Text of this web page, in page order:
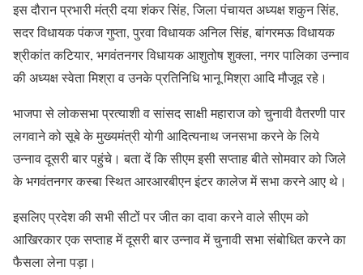
इस दौरान प्रभारी मंत्री दया शंकर सिंह, जिला पंचायत अध्यक्ष शकुन सिंह,
सदर विधायक पंकज गुप्ता, पुरवा विधायक अनिल सिंह, बांगरमऊ विधायक
श्रीकांत कटियार, भगवंतनगर विधायक आशुतोष शुक्ला, नगर पालिका उन्नाव
की अध्यक्ष स्वेता मिश्रा व उनके प्रतिनिधि भानू मिश्रा आदि मौजूद रहे।
भाजपा से लोकसभा प्रत्याशी व सांसद साक्षी महाराज को चुनावी वैतरणी पार
लगवाने को सूबे के मुख्यमंत्री योगी आदित्यनाथ जनसभा करने के लिये
उन्नाव दूसरी बार पहुंचे। बता दें कि सीएम इसी सप्ताह बीते सोमवार को जिले
के भगवंतनगर कस्बा स्थित आरआरबीएन इंटर कालेज में सभा करने आए थे।
इसलिए प्रदेश की सभी सीटों पर जीत का दावा करने वाले सीएम को
आखिरकार एक सप्ताह में दूसरी बार उन्नाव में चुनावी सभा संबोधित करने का
फैसला लेना पड़ा।